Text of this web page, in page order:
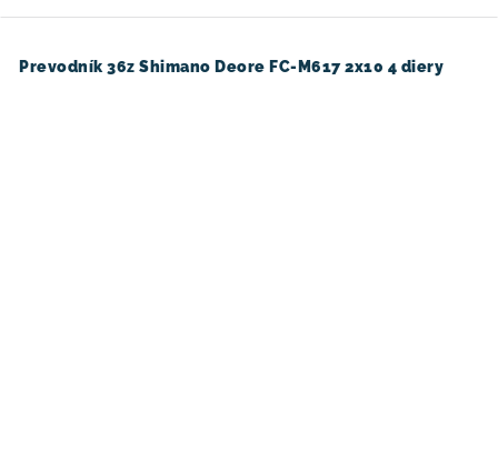
Prevodník 36z Shimano Deore FC-M617 2x10 4 diery